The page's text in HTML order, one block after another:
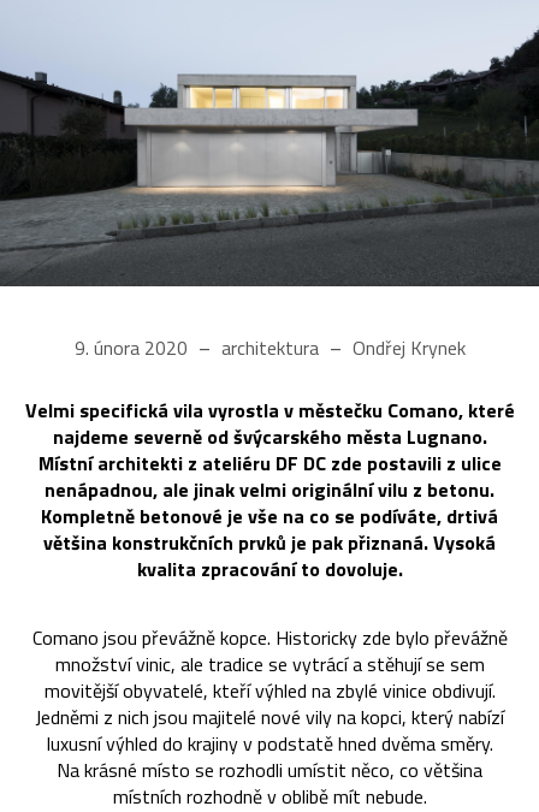
9. února 2020 architektura Ondřej Krynek
Velmi specifická vila vyrostla v městečku Comano, které
najdeme severně od švýcarského města Lugnano.
Místní architekti z ateliéru DF DC zde postavili z ulice
nenápadnou, ale jinak velmi originální vilu z betonu.
Kompletně betonové je vše na co se podíváte, drtivá
většina konstrukčních prvků je pak přiznaná. Vysoká
kvalita zpracování to dovoluje.
Comano jsou převážně kopce. Historicky zde bylo převážně
množství vinic, ale tradice se vytrácí a stěhují se sem
movitější obyvatelé, kteří výhled na zbylé vinice obdivují.
Jedněmi z nich jsou majitelé nové vily na kopci, který nabízí
luxusní výhled do krajiny v podstatě hned dvěma směry.
Na krásné místo se rozhodli umístit něco, co většina
místních rozhodně v oblibě mít nebude.